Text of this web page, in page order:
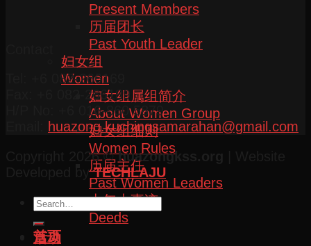
Present Members
历届团长
Past Youth Leader
妇女组
Women
妇女组属组简介
About Women Group
妇女组细则
Women Rules
历届主任
Past Women Leaders
十年大事迹
Deeds
活动
Tel: +6 082-266169
Fax: +6 082-266189
H/P No: +6 016-860 5879
huazong.kuchingsamarahan@gmail.com
Copyright 2026 ©huazongkss.org
Developed byTECHLAJU
首页